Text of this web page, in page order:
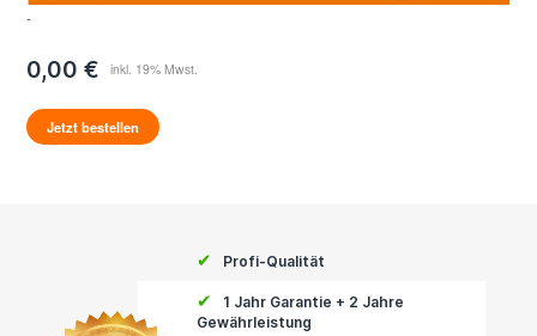
-
0,00 €
Jetzt bestellen
✔ Profi-Qualität
✔
1 Jahr Garantie + 2 Jahre
Gewährleistung